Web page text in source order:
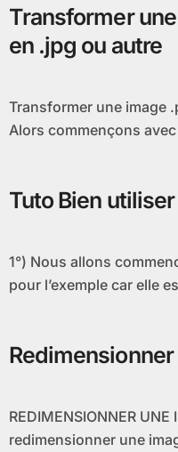
Transformer
en .jpg ou autre
Transformer une image .psd ou autre en .jpg ou autre.
Alors commençons
Tuto Bien
1°) Nous allons commencer avec cette image : Ceci est
pour l’exemple car elle
REDIMENSIONNER UNE IMAGE Voici pour
redimensionner une